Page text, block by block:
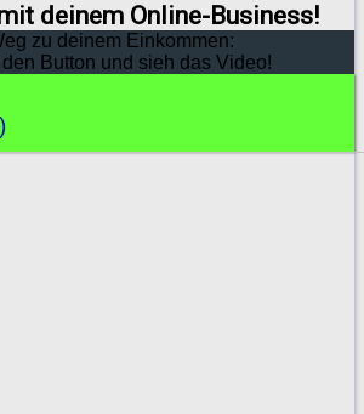
deinem Online-Business!
zu deinem Einkommen:
Button und sieh das Video!